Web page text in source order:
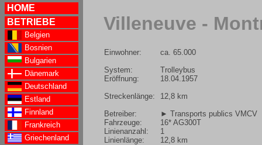
HOME
BETRIEBE
Belgien
Bosnien
Bulgarien
Dänemark
Deutschland
Estland
Finnland
Frankreich
Griechenland
Villeneuve -
Einwohner:
System:
Eröffnung:
Streckenlänge:
Betreiber:
Fahrzeuge:
Linienanzahl:
Linienlänge:
ca. 65.000
Trolleybus
18.04.1957
12,8 km
► Transports publics VMCV
16* AG300T
1
12,8 km